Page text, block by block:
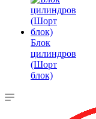
Блок
цилиндров
(Шорт
блок)